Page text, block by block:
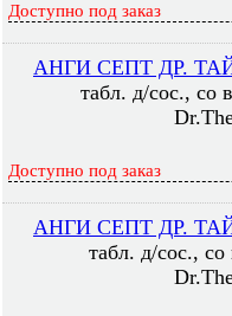
Доступно под заказ
АНГИ СЕПТ ДР.
табл. д/сос., со
Доступно под заказ
АНГИ СЕПТ ДР.
табл. д/сос.,